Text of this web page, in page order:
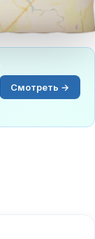
Смотреть →